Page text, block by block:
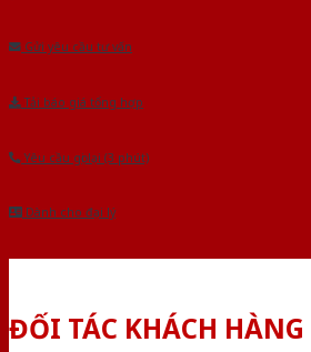
Gửi yêu cầu tư vấn
Tải báo giá tổng hợp
Yêu cầu gọi lại (3 phút)
Dành cho đại lý
ĐỐI TÁC KHÁCH HÀNG